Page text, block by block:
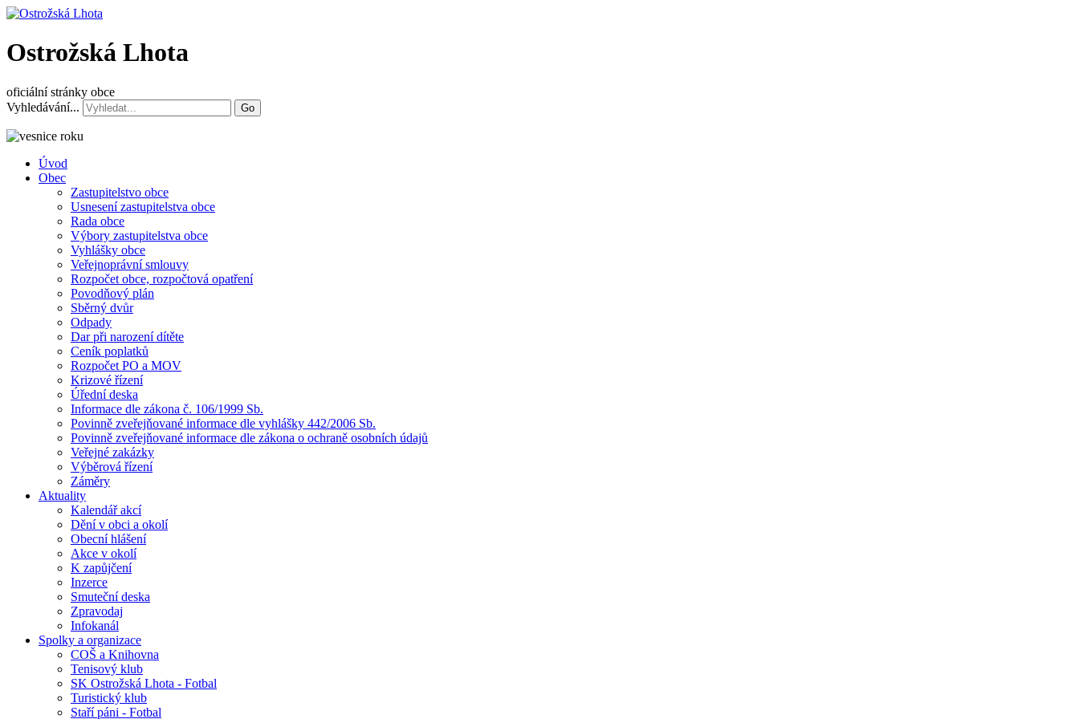
Ostrožská Lhota
oficiální stránky obce
Vyhledávání...
Go
Úvod
Obec
Zastupitelstvo obce
Usnesení zastupitelstva obce
Rada obce
Výbory zastupitelstva obce
Vyhlášky obce
Veřejnoprávní smlouvy
Rozpočet obce, rozpočtová opatření
Povodňový plán
Sběrný dvůr
Odpady
Dar při narození dítěte
Ceník poplatků
Rozpočet PO a MOV
Krizové řízení
Úřední deska
Informace dle zákona č. 106/1999 Sb.
Povinně zveřejňované informace dle vyhlášky 442/2006 Sb.
Povinně zveřejňované informace dle zákona o ochraně osobních údajů
Veřejné zakázky
Výběrová řízení
Záměry
Aktuality
Kalendář akcí
Dění v obci a okolí
Obecní hlášení
Akce v okolí
K zapůjčení
Inzerce
Smuteční deska
Zpravodaj
Infokanál
Spolky a organizace
COŠ a Knihovna
Tenisový klub
SK Ostrožská Lhota - Fotbal
Turistický klub
Staří páni - Fotbal